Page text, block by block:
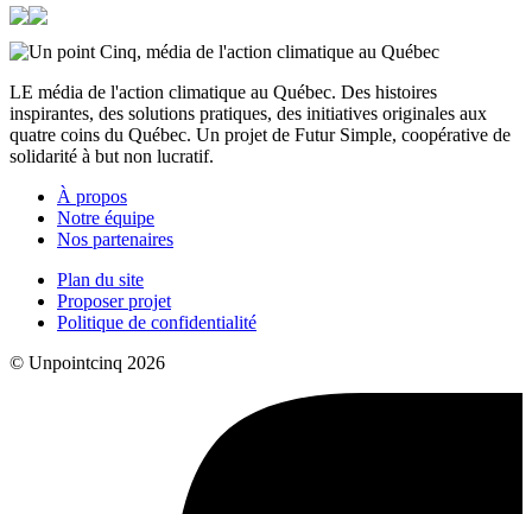
LE média de l'action climatique au Québec. Des histoires
inspirantes, des solutions pratiques, des initiatives originales aux
quatre coins du Québec. Un projet de Futur Simple, coopérative de
solidarité à but non lucratif.
À propos
Notre équipe
Nos partenaires
Plan du site
Proposer projet
Politique de confidentialité
© Unpointcinq 2026